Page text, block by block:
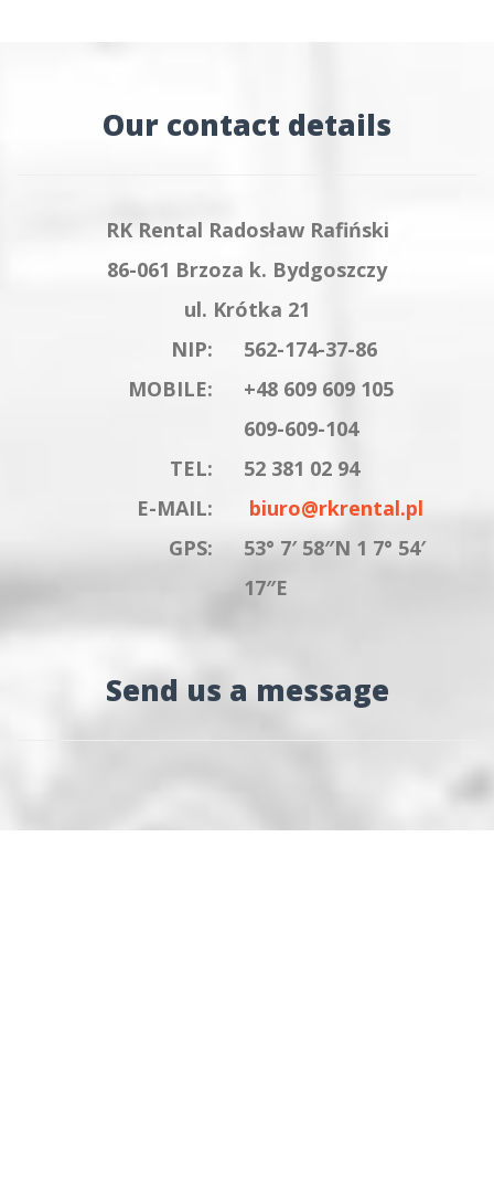
Our contact details
RK Rental Radosław Rafiński
86-061 Brzoza k. Bydgoszczy
ul. Krótka 21
NIP:
562-174-37-86
MOBILE:
+48 609 609 105
609-609-104
TEL:
52 381 02 94
E-MAIL:
biuro@rkrental.pl
GPS:
53° 7′ 58″N 1 7° 54′
17″E
Send us a message